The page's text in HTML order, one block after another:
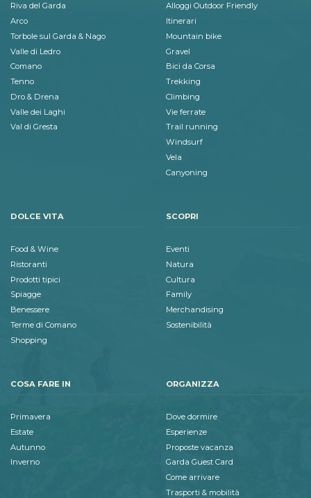
Riva del Garda
Arco
Torbole sul Garda & Nago
Valle di Ledro
Comano
Tenno
Dro & Drena
Valle dei Laghi
Val di Gresta
Alloggi Outdoor Friendly
Itinerari
Mountain bike
Gravel
Bici da Corsa
Trekking
Climbing
Vie ferrate
Trail running
Windsurf
Vela
Canyoning
DOLCE VITA
Food & Wine
Ristoranti
Prodotti tipici
Spiagge
Benessere
Terme di Comano
Shopping
SCOPRI
Eventi
Natura
Cultura
Family
Merchandising
Sostenibilità
COSA FARE IN
Primavera
Estate
Autunno
Inverno
ORGANIZZA
Dove dormire
Esperienze
Proposte vacanza
Garda Guest Card
Come arrivare
Trasporti & mobilità